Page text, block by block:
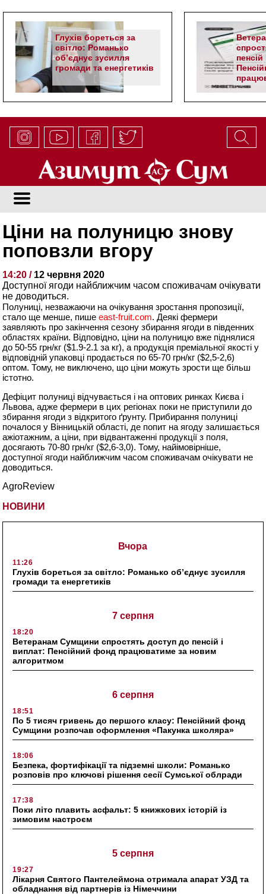
Глухів бореться за
світло: Романько
об’єднує зусилля
громади та енергетиків
НОВИНИ
Вчора
11:26
Глухів бореться за світло: Романько об’єднує зусилля
громади та енергетиків
7 серпня
18:20
Ветеранам Сумщини спростять доступ до пенсій і
виплат: Пенсійний фонд працюватиме за новим
алгоритмом
6 серпня
18:51
По 5 тисяч гривень до першого класу: Пенсійний фонд
Сумщини розпочав оформлення «Пакунка школяра»
18:06
Безпека, фортифікації та підземні школи: Романько
розповів про ключові рішення сесії Сумської облради
17:38
Поки літо плавить асфальт: 5 книжкових історій із
зимовим настроєм
5 серпня
19:27
Лікарня Святого Пантелеймона отримала апарат УЗД та
обладнання від партнерів із Німеччини
Ціни на полуницю знову
поповзли вгору
14:20 / 12 червня 2020
Доступної ягоди найближчим часом споживачам очікувати
не доводиться.
Полуниці, незважаючи на очікування зростання пропозиції,
стало ще менше, пишеeast-fruit.com. Деякі фермери
заявляють про закінчення сезону збирання ягоди в південних
областях країни. Відповідно, ціни на полуницю вже піднялися
до 50-55 грн/кг ($1.9-2.1 за кг), а продукція преміальної якості у
відповідній упаковці продається по 65-70 грн/кг ($2,5-2,6)
оптом. Тому, не виключено, що ціни можуть зрости ще більш
істотно.
Дефіцит полуниці відчувається і на оптових ринках Києва і
Львова, адже фермери в цих регіонах поки не приступили до
збирання ягоди з відкритого ґрунту. Прибирання полуниці
почалося у Вінницькій області, де попит на ягоду залишається
ажіотажним, а ціни, при відвантаженні продукції з поля,
досягають 70-80 грн/кг ($2,6-3,0). Тому, найімовірніше,
доступної ягоди найближчим часом споживачам очікувати не
доводиться.
AgroReview